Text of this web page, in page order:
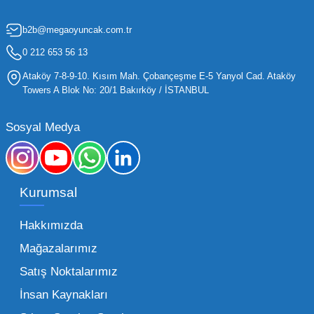
hızla değişen trendlere sahip olduğu için,
işletmelerin stoklarını güncel tutması ve her
yaş grubuna hitap eden ürünleri bünyesinde
barındırması gerekir.
Mega Oyuncak olarak sunduğumuz geniş ürün
yelpazesiyle, işletmenizin ihtiyacı olan tüm
kategorilerde profesyonel çözümler üretiyoruz.
sunduğumuz esnek çözümlerle, her ölçekteki
bayinin rekabet gücünü artırmayı hedefliyoruz.
oyuncak arayışınızda kaliteyi uygun maliyetle
buluşturmak bizim önceliğimizdir. Toptan
b2b@megaoyuncak.com.tr
0 212 653 56 13
Ataköy 7-8-9-10. Kısım Mah. Çobançeşme E-5 Yanyol Cad. Ataköy
Towers A Blok No: 20/1 Bakırköy / İSTANBUL
Sosyal Medya
Kurumsal
Hakkımızda
Mağazalarımız
Satış Noktalarımız
İnsan Kaynakları